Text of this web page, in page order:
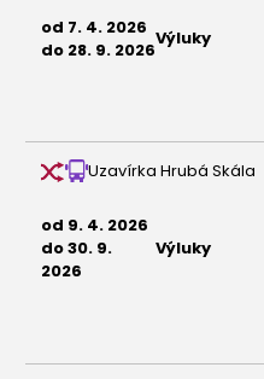
od 7. 4. 2026
do 28. 9. 2026Výluky
Uzavírka Hrubá Skála
od 9. 4. 2026
do 30. 9.
2026
Výluky